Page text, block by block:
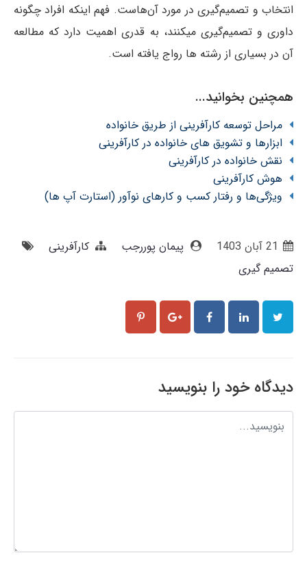
انتخاب و تصمیم‌گیری در مورد آن‌هاست. فهم اینکه افراد چگونه
داوری و تصمیم‌گیری می­کنند، به قدری اهمیت دارد که مطالعه
آن در بسیاری از رشته ­ها رواج یافته است.
همچنین بخوانید...
مراحل توسعه کارآفرینی از طریق خانواده
ابزارها و تشویق های خانواده در کارآفرینی
نقش خانواده در کارآفرینی
هوش کارآفرینی
ویژگی‌ها و رفتار کسب و کارهای نوآور (استارت آپ ها)
21 آبان 1403 پیمان پوررجب
کارآفرینی
تصمیم گیری
دیدگاه خود را بنویسید